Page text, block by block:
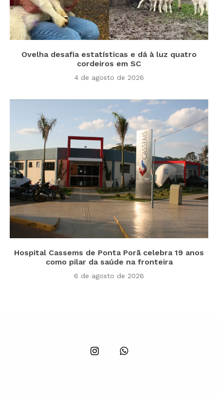
Ovelha desafia estatísticas e dá à luz quatro
cordeiros em SC
4 de agosto de 2026
Hospital Cassems de Ponta Porã celebra 19 anos
como pilar da saúde na fronteira
6 de agosto de 2026